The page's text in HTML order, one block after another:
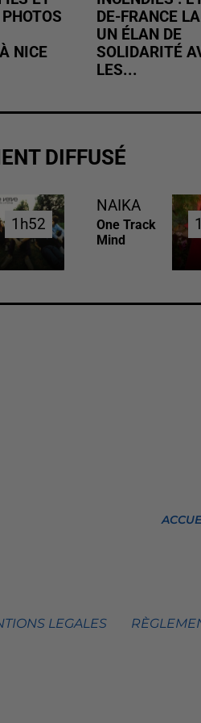
NICE
DE-FRANCE
UN ÉLAN DE
SOLIDARITÉ
LES...
DIFFUSÉ
1h52
1h52
NAIKA
One Track
Mind
LEGALES